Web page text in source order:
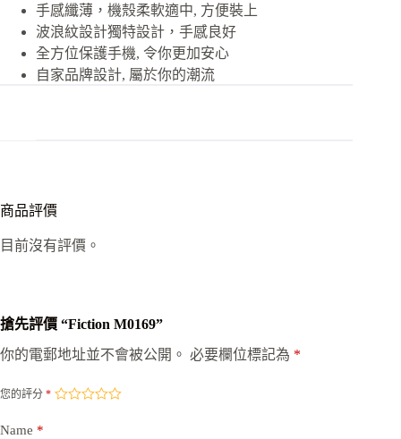
手感纖薄，機殼柔軟適中, 方便裝上
波浪紋設計獨特設計，手感良好
全方位保護手機, 令你更加安心
自家品牌設計, 屬於你的潮流
商品評價
目前沒有評價。
搶先評價 “Fiction M0169”
你的電郵地址並不會被公開。 必要欄位標記為 *
您的評分 *
Name *